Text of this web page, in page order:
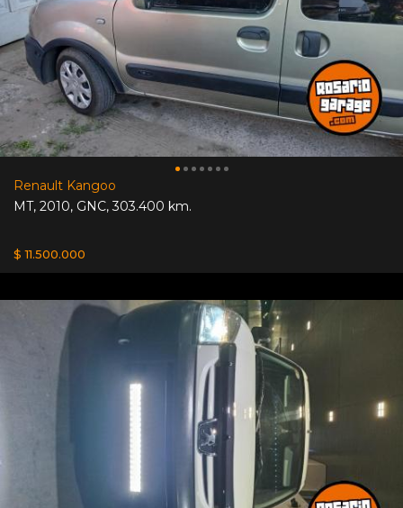
Renault Kangoo
MT, 2010, GNC,303.400 km.
$ 11.500.000